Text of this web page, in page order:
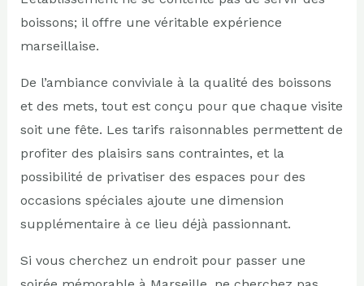
boissons; il offre une véritable expérience
marseillaise.
De l’ambiance conviviale à la qualité des boissons
et des mets, tout est conçu pour que chaque visite
soit une fête. Les tarifs raisonnables permettent de
profiter des plaisirs sans contraintes, et la
possibilité de privatiser des espaces pour des
occasions spéciales ajoute une dimension
supplémentaire à ce lieu déjà passionnant.
Si vous cherchez un endroit pour passer une